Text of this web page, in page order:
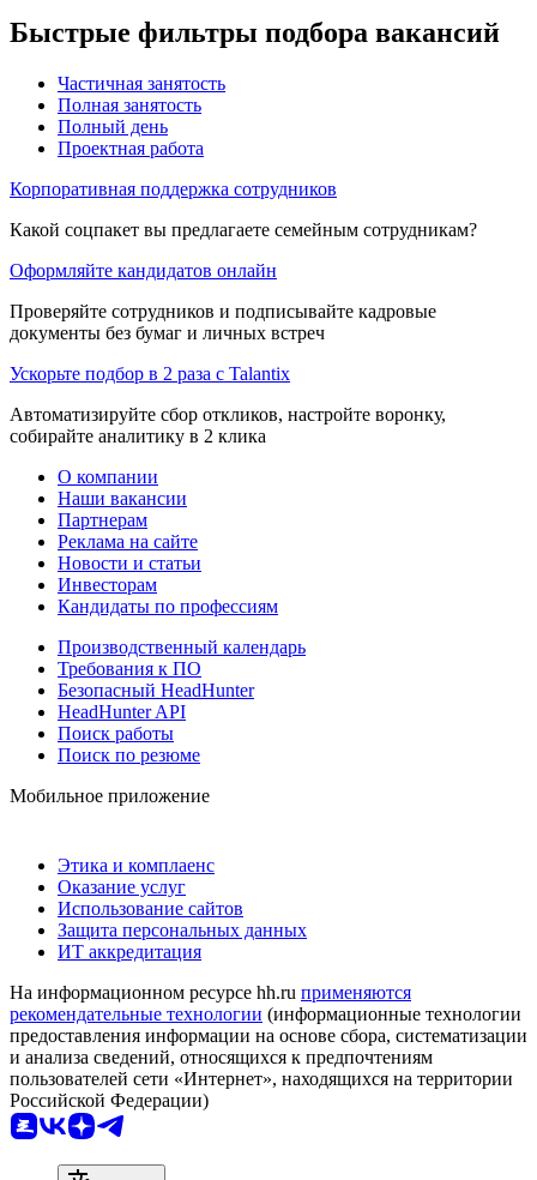
Быстрые фильтры подбора вакансий
Частичная занятость
Полная занятость
Полный день
Проектная работа
Корпоративная поддержка сотрудников
Какой соцпакет вы предлагаете семейным сотрудникам?
Оформляйте кандидатов онлайн
Проверяйте сотрудников и подписывайте кадровые
документы без бумаг и личных встреч
Ускорьте подбор в 2 раза с Talantix
Автоматизируйте сбор откликов, настройте воронку,
собирайте аналитику в 2 клика
О компании
Наши вакансии
Партнерам
Реклама на сайте
Новости и статьи
Инвесторам
Кандидаты по профессиям
Производственный календарь
Требования к ПО
Безопасный HeadHunter
HeadHunter API
Поиск работы
Поиск по резюме
Мобильное приложение
Этика и комплаенс
Оказание услуг
Использование сайтов
Защита персональных данных
ИТ аккредитация
На информационном ресурсе hh.ru применяются
рекомендательные технологии (информационные технологии
предоставления информации на основе сбора, систематизации
и анализа сведений, относящихся к предпочтениям
пользователей сети «Интернет», находящихся на территории
Российской Федерации)